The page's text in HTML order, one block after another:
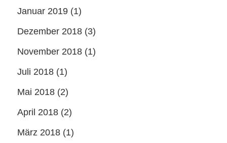
Januar 2019 (1)
Dezember 2018 (3)
November 2018 (1)
Juli 2018 (1)
Mai 2018 (2)
April 2018 (2)
März 2018 (1)